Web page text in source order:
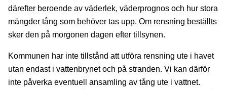
därefter beroende av väderlek, väderprognos och hur stora
mängder tång som behöver tas upp. Om rensning beställts
sker den på morgonen dagen efter tillsynen.
Kommunen har inte tillstånd att utföra rensning ute i havet
utan endast i vattenbrynet och på stranden. Vi kan därför
inte påverka eventuell ansamling av tång ute i vattnet.